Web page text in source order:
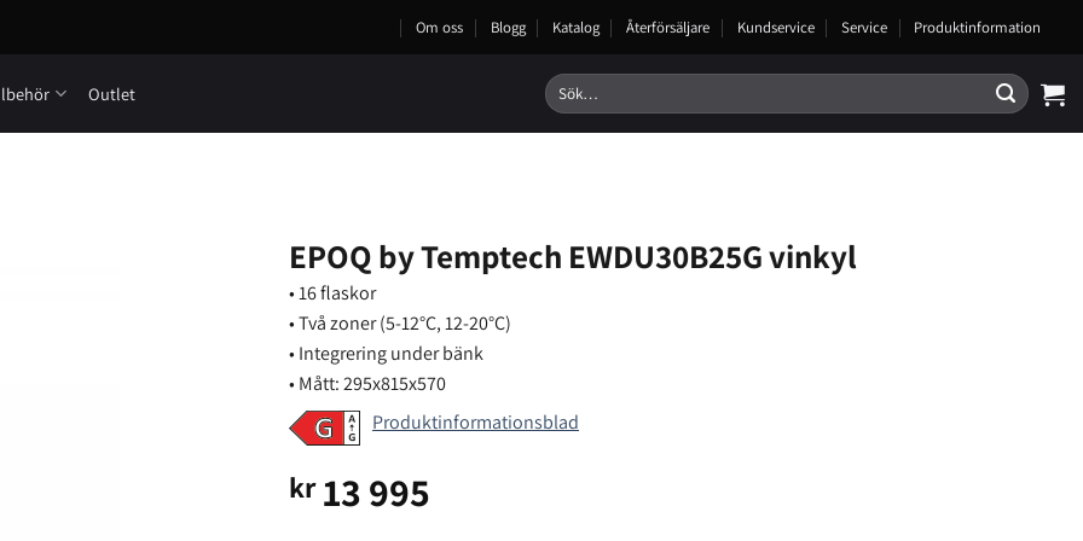
Om oss Blogg Katalog Återförsäljare Kundservice Service Produktinformation
Outlet
Sök
efter:
EPOQ by Temptech EWDU30B25G vinkyl
• 16 flaskor
• Två zoner (5-12°C, 12-20°C)
• Integrering under bänk
• Mått: 295x815x570
Produktinformationsblad
kr13 995